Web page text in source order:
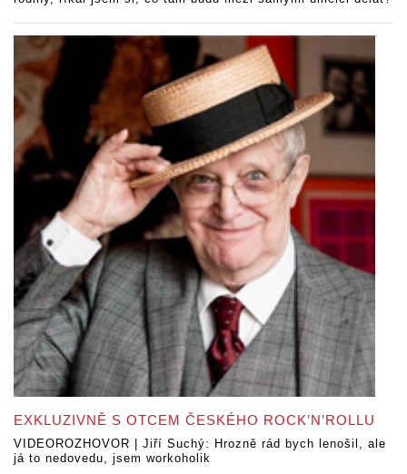
EXKLUZIVNĚ S OTCEM ČESKÉHO ROCK’N’ROLLU
VIDEOROZHOVOR | Jiří Suchý: Hrozně rád bych lenošil, ale
já to nedovedu, jsem workoholik